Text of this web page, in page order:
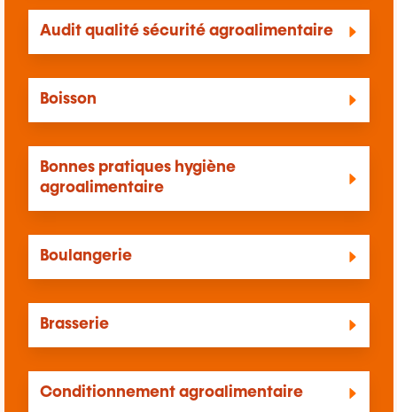
Audit qualité sécurité agroalimentaire
Boisson
Bonnes pratiques hygiène
agroalimentaire
Boulangerie
Brasserie
Conditionnement agroalimentaire